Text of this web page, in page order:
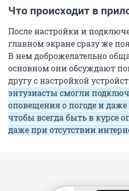
Что происходит в
После настройки и
главном экране сразу же
В нем доброжелательно
основном они обсуждают
другу с настройкой
энтузиасты смогли
оповещения о погоде и
чтобы всегда быть в курсе
даже при отсутствии